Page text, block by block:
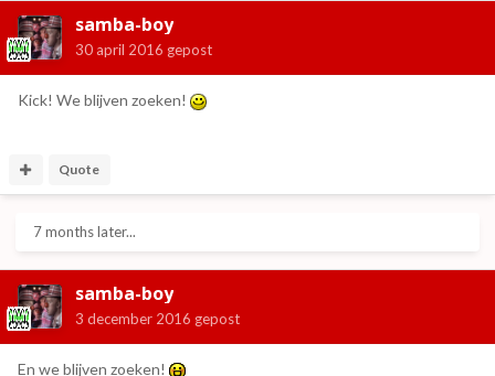
samba-boy
30 april 2016 gepost
Kick! We blijven zoeken!
Quote
7 months later...
samba-boy
3 december 2016 gepost
En we blijven zoeken!